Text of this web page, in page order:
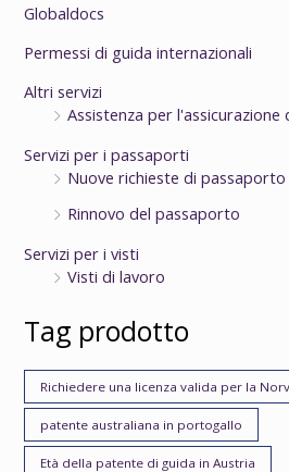
Globaldocs
Permessi di guida internazionali
Altri servizi
Assistenza per l'assicurazione
Servizi per i passaporti
Nuove richieste di passaporto
Rinnovo del passaporto
Servizi per i visti
Visti di lavoro
Tag prodotto
Richiedere una licenza valida per la
patente australiana in portogallo
Età della patente di guida in Austria